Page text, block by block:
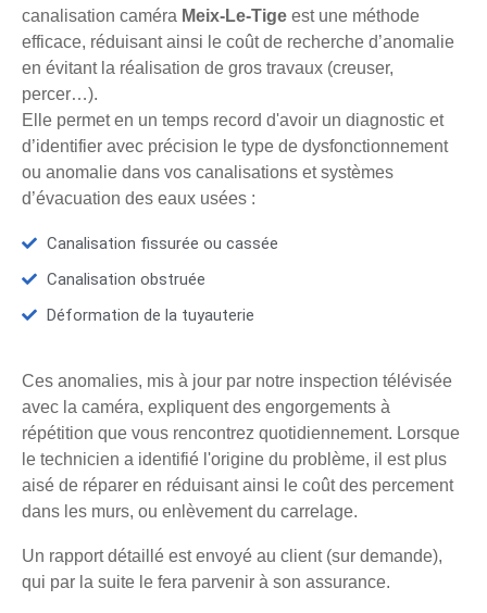
canalisation caméra Meix-Le-Tige est une méthode
efficace, réduisant ainsi le coût de recherche d’anomalie
en évitant la réalisation de gros travaux (creuser,
percer…).
Elle permet en un temps record d'avoir un diagnostic et
d’identifier avec précision le type de dysfonctionnement
ou anomalie dans vos canalisations et systèmes
d’évacuation des eaux usées :
Canalisation fissurée ou cassée
Canalisation obstruée
Déformation de la tuyauterie
Ces anomalies, mis à jour par notre inspection télévisée
avec la caméra, expliquent des engorgements à
répétition que vous rencontrez quotidiennement. Lorsque
le technicien a identifié l'origine du problème, il est plus
aisé de réparer en réduisant ainsi le coût des percement
dans les murs, ou enlèvement du carrelage.
Un rapport détaillé est envoyé au client (sur demande),
qui par la suite le fera parvenir à son assurance.